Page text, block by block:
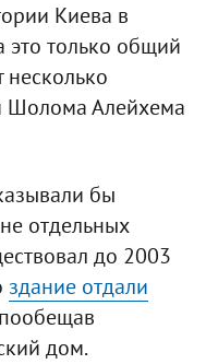
Киева в
это только общий
Шолома Алейхема
бы
отдельных
до 2003
здание отдали
дом.